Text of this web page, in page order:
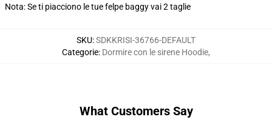
Nota: Se ti piacciono le tue felpe baggy vai 2 taglie
SKU:SDKKRISI-36766-DEFAULT
Categorie: Dormire con le sirene Hoodie,
What Customers Say